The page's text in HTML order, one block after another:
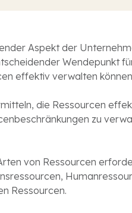
Aspekt der
Wendepunkt
effektiv verwalten
die Ressourcen
zu
von Ressourcen
Ressourcen.